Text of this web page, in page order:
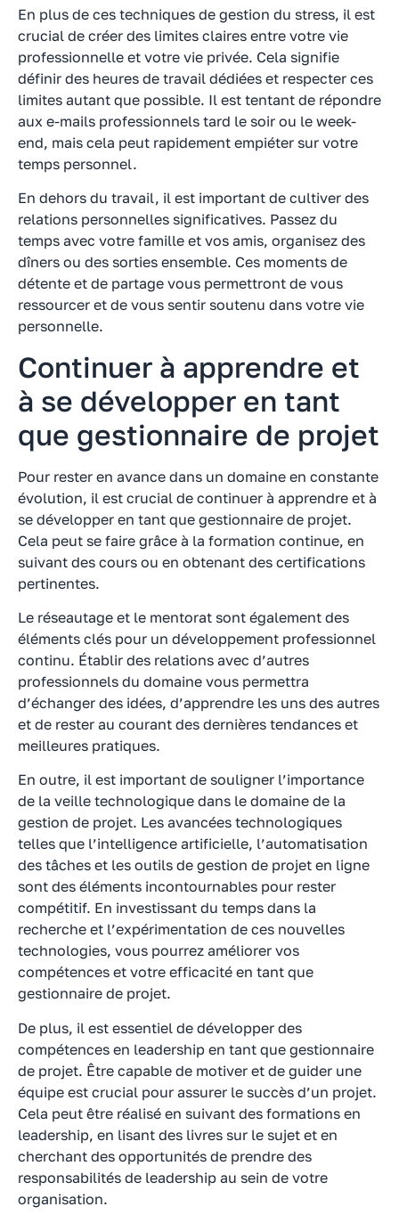
En plus de ces techniques de gestion du stress, il est
crucial de créer des limites claires entre votre vie
professionnelle et votre vie privée. Cela signifie
définir des heures de travail dédiées et respecter ces
limites autant que possible. Il est tentant de répondre
aux e-mails professionnels tard le soir ou le week-
end, mais cela peut rapidement empiéter sur votre
temps personnel.
En dehors du travail, il est important de cultiver des
relations personnelles significatives. Passez du
temps avec votre famille et vos amis, organisez des
dîners ou des sorties ensemble. Ces moments de
détente et de partage vous permettront de vous
ressourcer et de vous sentir soutenu dans votre vie
personnelle.
Continuer à apprendre et
à se développer en tant
que gestionnaire de projet
Pour rester en avance dans un domaine en constante
évolution, il est crucial de continuer à apprendre et à
se développer en tant que gestionnaire de projet.
Cela peut se faire grâce à la formation continue, en
suivant des cours ou en obtenant des certifications
pertinentes.
Le réseautage et le mentorat sont également des
éléments clés pour un développement professionnel
continu. Établir des relations avec d’autres
professionnels du domaine vous permettra
d’échanger des idées, d’apprendre les uns des autres
et de rester au courant des dernières tendances et
meilleures pratiques.
En outre, il est important de souligner l’importance
de la veille technologique dans le domaine de la
gestion de projet. Les avancées technologiques
telles que l’intelligence artificielle, l’automatisation
des tâches et les outils de gestion de projet en ligne
sont des éléments incontournables pour rester
compétitif. En investissant du temps dans la
recherche et l’expérimentation de ces nouvelles
technologies, vous pourrez améliorer vos
compétences et votre efficacité en tant que
gestionnaire de projet.
De plus, il est essentiel de développer des
compétences en leadership en tant que gestionnaire
de projet. Être capable de motiver et de guider une
équipe est crucial pour assurer le succès d’un projet.
Cela peut être réalisé en suivant des formations en
leadership, en lisant des livres sur le sujet et en
cherchant des opportunités de prendre des
responsabilités de leadership au sein de votre
organisation.